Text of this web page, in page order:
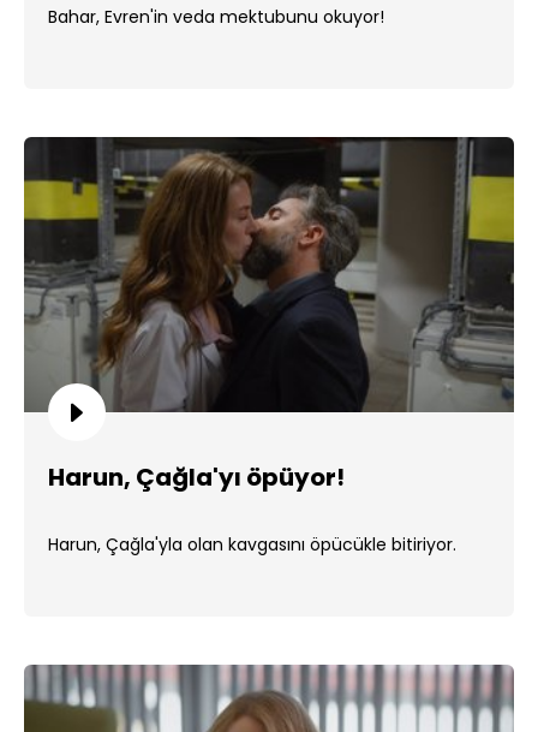
Bahar, Evren'in veda mektubunu okuyor!
Harun, Çağla'yı öpüyor!
Harun, Çağla'yla olan kavgasını öpücükle bitiriyor.